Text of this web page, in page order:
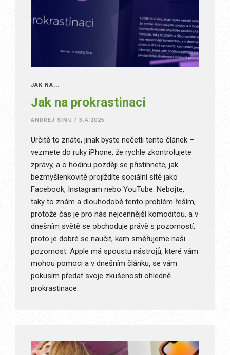
JAK NA...
Jak na prokrastinaci
ANDREJ SINU / 3.4.2025
Určitě to znáte, jinak byste nečetli tento článek –
vezmete do ruky iPhone, že rychle zkontrolujete
zprávy, a o hodinu později se přistihnete, jak
bezmyšlenkovitě projíždíte sociální sítě jako
Facebook, Instagram nebo YouTube. Nebojte,
taky to znám a dlouhodobě tento problém řeším,
protože čas je pro nás nejcennější komoditou, a v
dnešním světě se obchoduje právě s pozorností,
proto je dobré se naučit, kam směřujeme naši
pozornost. Apple má spoustu nástrojů, které vám
mohou pomoci a v dnešním článku, se vám
pokusím předat svoje zkušenosti ohledně
prokrastinace.